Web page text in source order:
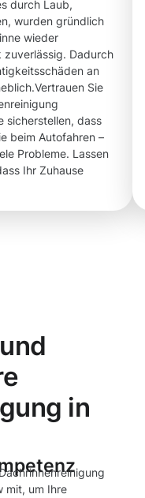
durch Laub,
wurden gründlich
wieder
Dadurch
an
Sie
sicherstellen, dass
beim Autofahren –
Probleme. Lassen
Ihr Zuhause
in
mit, um Ihre